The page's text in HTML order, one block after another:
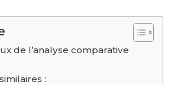
de l’analyse comparative
: